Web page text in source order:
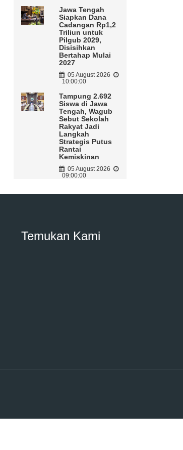
Jawa Tengah
Siapkan Dana
Cadangan Rp1,2
Triliun untuk
Pilgub 2029,
Disisihkan
Bertahap Mulai
2027
05 August 2026
10:00:00
Tampung 2.692
Siswa di Jawa
Tengah, Wagub
Sebut Sekolah
Rakyat Jadi
Langkah
Strategis Putus
Rantai
Kemiskinan
05 August 2026
09:00:00
Temukan Kami